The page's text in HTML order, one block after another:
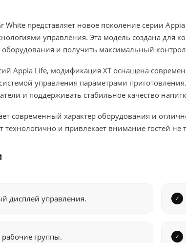
White представляет новое поколение серии
управления. Эта модель создана для
оборудования и получить максимальный
Appia Life, модификация XT оснащена
управления параметрами
и поддерживать стабильное качество
современный характер оборудования и
технологично и привлекает внимание гостей
дисплей управления.
группы.